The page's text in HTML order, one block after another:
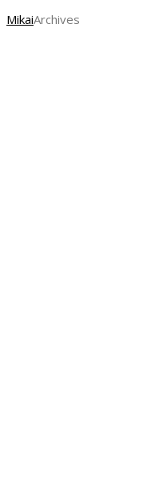
MikaiArchives